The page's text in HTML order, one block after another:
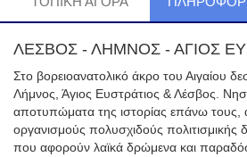
ΛΕΣΒΟΣ - ΛΗΜΝΟΣ - ΑΓΙΟΣ
Στο βορειοανατολικό άκρο του Αιγαίου
Λήμνος, Άγιος Ευστράτιος & Λέσβος.
αποτυπώματα της ιστορίας επάνω τους,
οργανισμούς πολυσχιδούς πολιτισμικής
που αφορούν λαϊκά δρώμενα και